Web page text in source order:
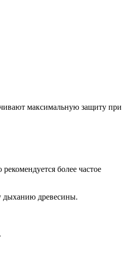
максимальную защиту при
более частое
дыханию древесины.